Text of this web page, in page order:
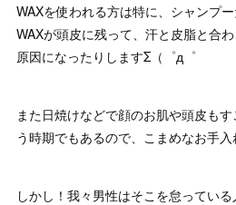
WAXを使われる方は特に、シャンプ
WAXが頭皮に残って、汗と皮脂と合
原因になったりしますΣ（゜д゜
また日焼けなどで顔のお肌や頭皮も
う時期でもあるので、こまめなお手入
しかし！我々男性はそこを怠ってい